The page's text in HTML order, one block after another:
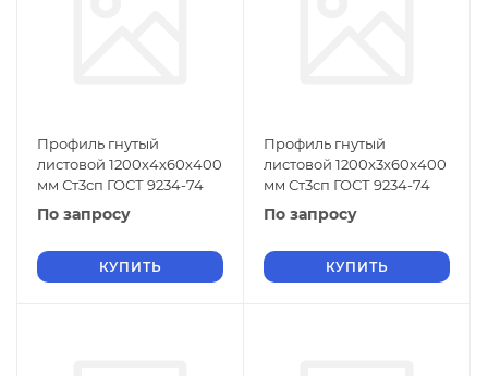
Профиль гнутый
листовой 1200х4х60х400
мм Ст3сп ГОСТ 9234-74
По запросу
КУПИТЬ
Профиль гнутый
листовой 1200х3х60х400
мм Ст3сп ГОСТ 9234-74
По запросу
КУПИТЬ